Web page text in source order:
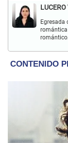
LUCERO
Egresada
romántica
romántico. Especialista en temas de espectáculos, me
de las